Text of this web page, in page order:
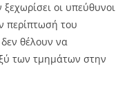
οι υπεύθυνοι
περίπτωσή του
θέλουν να
των τμημάτων στην